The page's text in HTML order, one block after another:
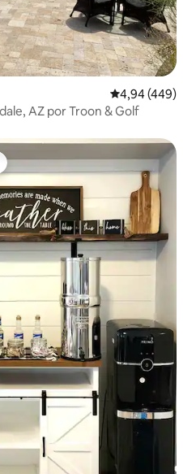
4,94 de uma
4,94 (449)
AZ por Troon & Golf
dos hóspedes